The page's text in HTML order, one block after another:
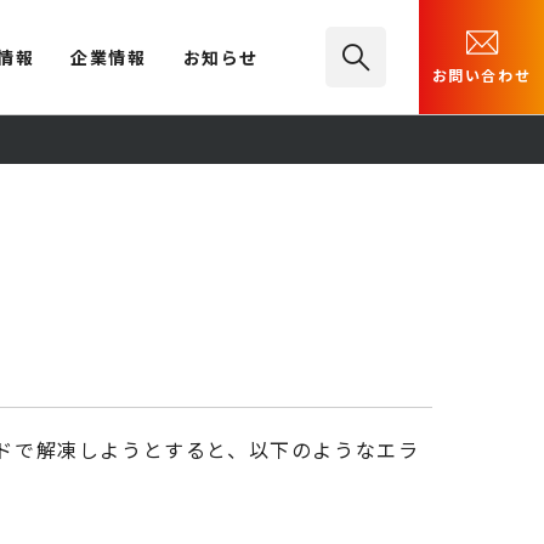
報 企業情報 お知らせ
お問い合わせ
解凍しようとすると、以下のようなエラ